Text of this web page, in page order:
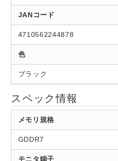
JANコード
4710562244878
色
ブラック
スペック情報
メモリ規格
GDDR7
モニタ端子